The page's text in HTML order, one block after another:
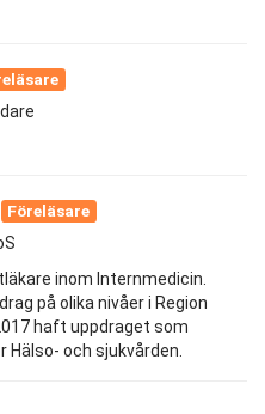
Föreläsare
inom Internmedicin.
på olika nivåer i Region
haft uppdraget som
och sjukvården.